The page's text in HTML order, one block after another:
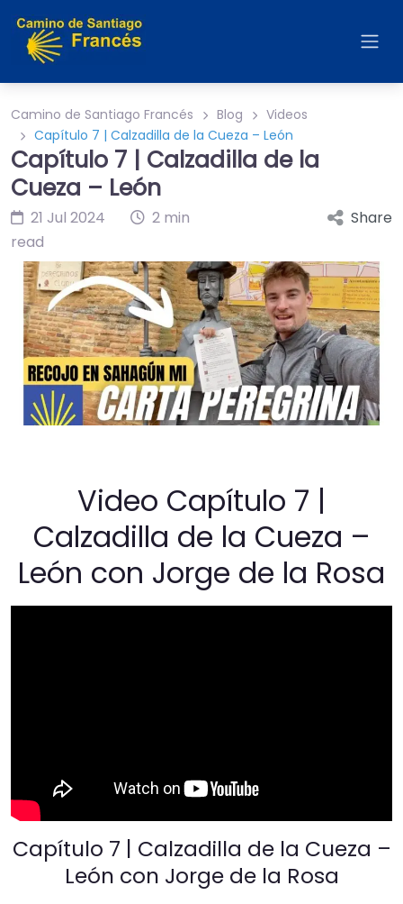
Camino de Santiago Francés Blog
Videos
Capítulo 7 | Calzadilla de la Cueza – León
Capítulo 7 | Calzadilla de la
Cueza – León
21 Jul 2024
2 min
read
Share
Video Capítulo 7 |
Calzadilla de la Cueza –
León con Jorge de la Rosa
Capítulo 7 | Calzadilla de la Cueza –
León con Jorge de la Rosa